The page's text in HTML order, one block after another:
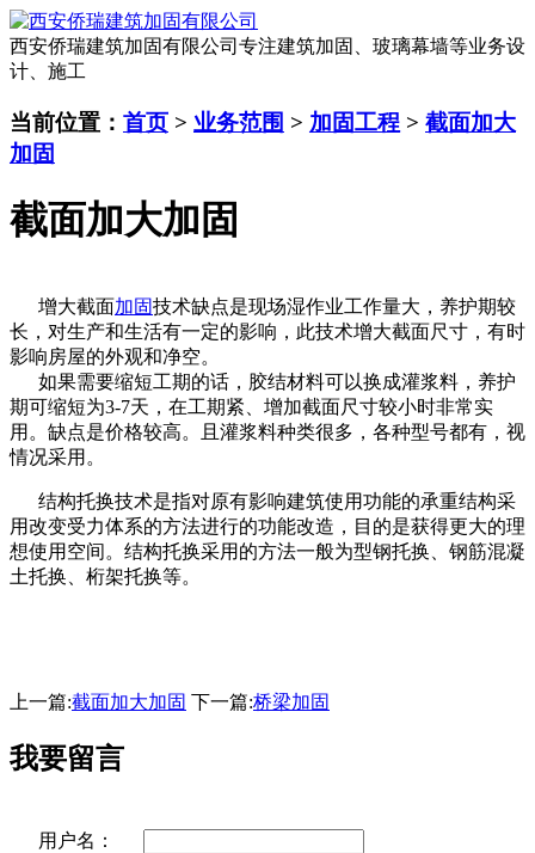
西安侨瑞建筑加固有限公司 专注建筑加固、玻璃幕墙等业务设
计、施工
当前位置： 首页 > 业务范围 > 加固工程 > 截面加大
加固
截面加大加固
增大截面加固技术缺点是现场湿作业工作量大，养护期较
长，对生产和生活有一定的影响，此技术增大截面尺寸，有时
影响房屋的外观和净空。
如果需要缩短工期的话，胶结材料可以换成灌浆料，养护
期可缩短为3-7天，在工期紧、增加截面尺寸较小时非常实
用。缺点是价格较高。且灌浆料种类很多，各种型号都有，视
情况采用。
结构托换技术是指对原有影响建筑使用功能的承重结构采
用改变受力体系的方法进行的功能改造，目的是获得更大的理
想使用空间。结构托换采用的方法一般为型钢托换、钢筋混凝
土托换、桁架托换等。
上一篇:截面加大加固 下一篇:桥梁加固
我要留言
用户名：